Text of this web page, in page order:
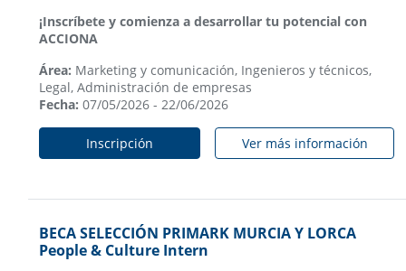
¡Inscríbete y comienza a desarrollar tu potencial con
ACCIONA
Área: Marketing y comunicación, Ingenieros y técnicos,
Legal, Administración de empresas
Fecha: 07/05/2026 - 22/06/2026
Inscripción Ver más información
BECA SELECCIÓN PRIMARK MURCIA Y LORCA
People & Culture Intern